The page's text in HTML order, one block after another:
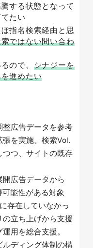
する状態となって
たい
指名検索経由と思
ではない問い合わ
ので、 シナジーを
進めたい
広告データを参考
を実施。検索Vol.
つ、サイトの既存
広告データから
能性がある対象
存在していなかっ
立ち上げから支援
用を総合支援。
ディング体制の構